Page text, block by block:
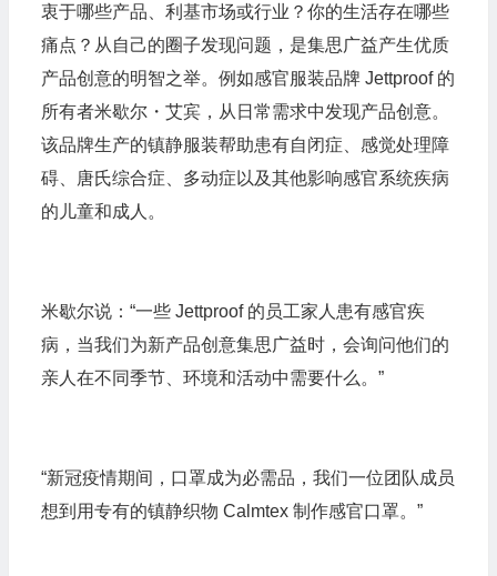
衷于哪些产品、利基市场或行业？你的生活存在哪些
痛点？从自己的圈子发现问题，是集思广益产生优质
产品创意的明智之举。例如感官服装品牌 Jettproof 的
所有者米歇尔・艾宾，从日常需求中发现产品创意。
该品牌生产的镇静服装帮助患有自闭症、感觉处理障
碍、唐氏综合症、多动症以及其他影响感官系统疾病
的儿童和成人。
米歇尔说：“一些 Jettproof 的员工家人患有感官疾
病，当我们为新产品创意集思广益时，会询问他们的
亲人在不同季节、环境和活动中需要什么。”
“新冠疫情期间，口罩成为必需品，我们一位团队成员
想到用专有的镇静织物 Calmtex 制作感官口罩。”